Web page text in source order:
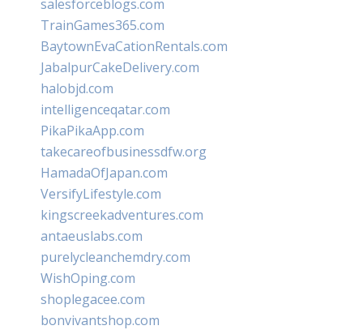
salesforceblogs.com
TrainGames365.com
BaytownEvaCationRentals.com
JabalpurCakeDelivery.com
halobjd.com
intelligenceqatar.com
PikaPikaApp.com
takecareofbusinessdfw.org
HamadaOfJapan.com
VersifyLifestyle.com
kingscreekadventures.com
antaeuslabs.com
purelycleanchemdry.com
WishOping.com
shoplegacee.com
bonvivantshop.com